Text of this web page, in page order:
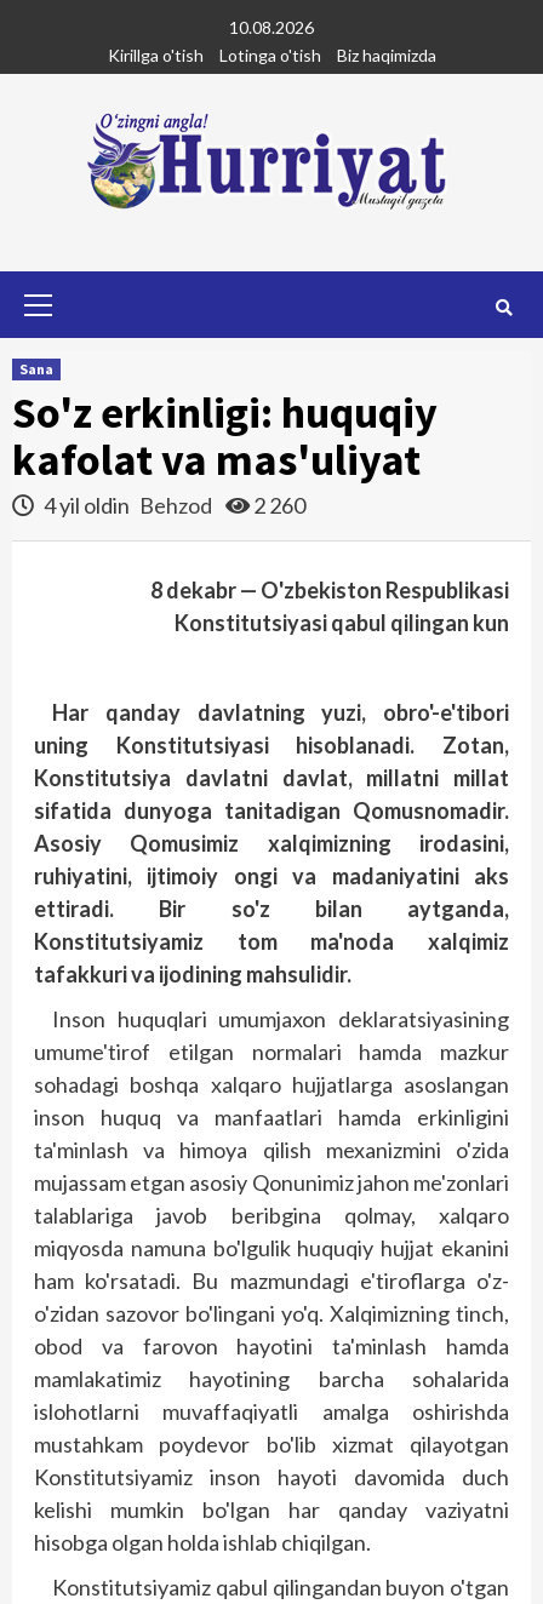
content
10.08.2026
Kirillga o'tish
Lotinga o'tish Biz haqimizda
Sana
So'z erkinligi: huquqiy
kafolat va mas'uliyat
4 yil oldin Behzod 2 260
8 dekabr — O'zbekiston Respublikasi
Konstitutsiyasi qabul qilingan kun
Har qanday davlatning yuzi, obro'-e'tibori
uning Konstitutsiyasi hisoblanadi. Zotan,
Konstitutsiya davlatni davlat, millatni millat
sifatida dunyoga tanitadigan Qomusnomadir.
Asosiy Qomusimiz xalqimizning irodasini,
ruhiyatini, ijtimoiy ongi va madaniyatini aks
ettiradi. Bir so'z bilan aytganda,
Konstitutsiyamiz tom ma'noda xalqimiz
tafakkuri va ijodining mahsulidir.
Inson huquqlari umumjaxon deklaratsiyasining
umume'tirof etilgan normalari hamda mazkur
sohadagi boshqa xalqaro hujjatlarga asoslangan
inson huquq va manfaatlari hamda erkinligini
ta'minlash va himoya qilish mexanizmini o'zida
mujassam etgan asosiy Qonunimiz jahon me'zonlari
talablariga javob beribgina qolmay, xalqaro
miqyosda namuna bo'lgulik huquqiy hujjat ekanini
ham ko'rsatadi. Bu mazmundagi e'tiroflarga o'z-
o'zidan sazovor bo'lingani yo'q. Xalqimizning tinch,
obod va farovon hayotini ta'minlash hamda
mamlakatimiz hayotining barcha sohalarida
islohotlarni muvaffaqiyatli amalga oshirishda
mustahkam poydevor bo'lib xizmat qilayotgan
Konstitutsiyamiz inson hayoti davomida duch
kelishi mumkin bo'lgan har qanday vaziyatni
hisobga olgan holda ishlab chiqilgan.
Konstitutsiyamiz qabul qilingandan buyon o'tgan